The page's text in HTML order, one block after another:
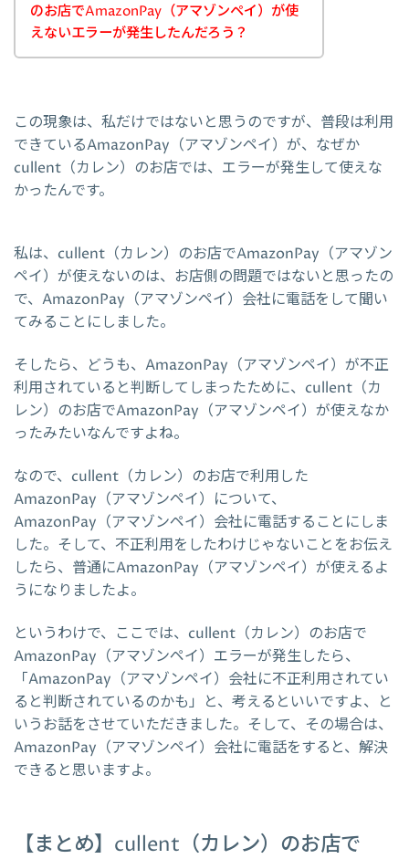
のお店でAmazonPay（アマゾンペイ）が使
えないエラーが発生したんだろう？
この現象は、私だけではないと思うのですが、普段は利用
できているAmazonPay（アマゾンペイ）が、なぜか
cullent（カレン）のお店では、エラーが発生して使えな
かったんです。
私は、cullent（カレン）のお店でAmazonPay（アマゾン
ペイ）が使えないのは、お店側の問題ではないと思ったの
で、AmazonPay（アマゾンペイ）会社に電話をして聞い
てみることにしました。
そしたら、どうも、AmazonPay（アマゾンペイ）が不正
利用されていると判断してしまったために、cullent（カ
レン）のお店でAmazonPay（アマゾンペイ）が使えなか
ったみたいなんですよね。
なので、cullent（カレン）のお店で利用した
AmazonPay（アマゾンペイ）について、
AmazonPay（アマゾンペイ）会社に電話することにしま
した。そして、不正利用をしたわけじゃないことをお伝え
したら、普通にAmazonPay（アマゾンペイ）が使えるよ
うになりましたよ。
というわけで、ここでは、cullent（カレン）のお店で
AmazonPay（アマゾンペイ）エラーが発生したら、
「AmazonPay（アマゾンペイ）会社に不正利用されてい
ると判断されているのかも」と、考えるといいですよ、と
いうお話をさせていただきました。そして、その場合は、
AmazonPay（アマゾンペイ）会社に電話をすると、解決
できると思いますよ。
【まとめ】cullent（カレン）のお店で